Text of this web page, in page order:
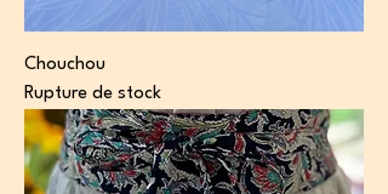
Chouchou
Rupture de stock